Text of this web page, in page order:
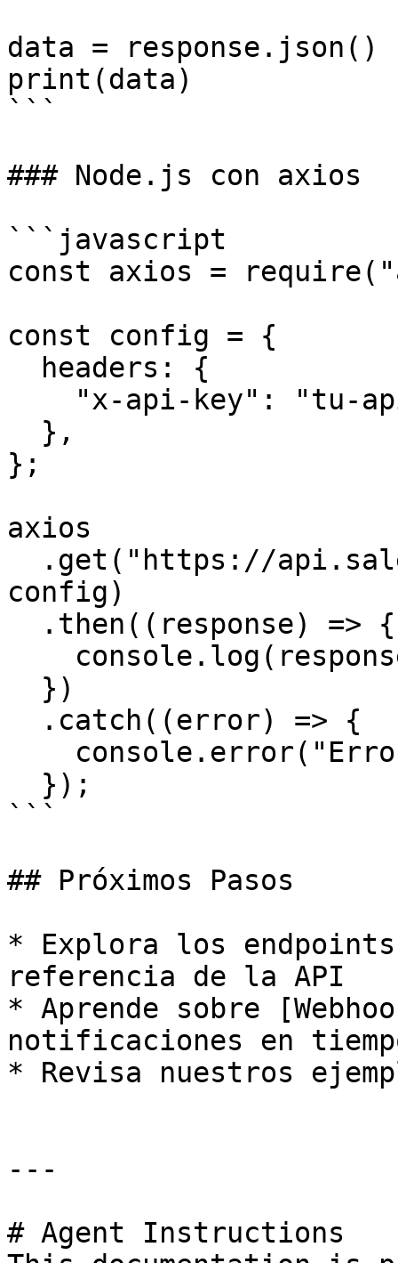
data = response.json()
print(data)
```
### Node.js con axios
```javascript
const axios =
const config = {
};
axios
config)
```
## Próximos Pasos
* Explora los
referencia de la API
* Aprende sobre
notificaciones en
* Revisa nuestros
---
# Agent Instructions